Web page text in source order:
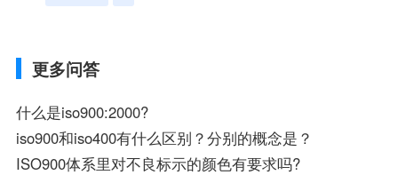
更多问答
什么是iso900:2000?
iso900和iso400有什么区别？分别的概念是？
ISO900体系里对不良标示的颜色有要求吗?